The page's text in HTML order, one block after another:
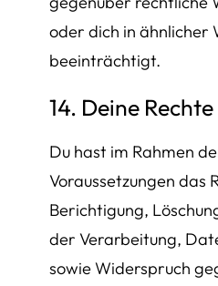
oder dich in ähnlicher
beeinträchtigt.
14. Deine Rechte
Du hast im Rahmen
Voraussetzungen das
Berichtigung,
der Verarbeitung,
sowie Widerspruch